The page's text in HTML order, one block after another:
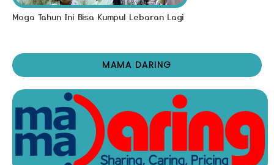
Moga Tahun Ini Bisa Kumpul Lebaran Lagi
MAMA DARING